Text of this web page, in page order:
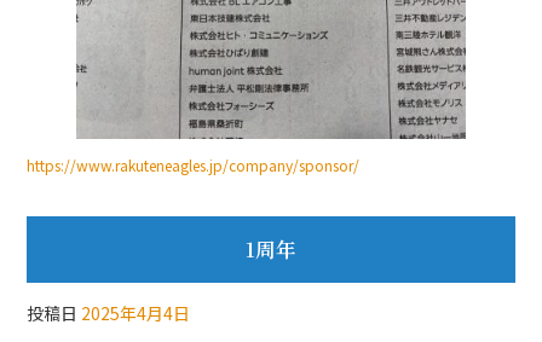
https://www.rakuteneagles.jp/company/sponsor/
1周年
投稿日 2025年4月4日